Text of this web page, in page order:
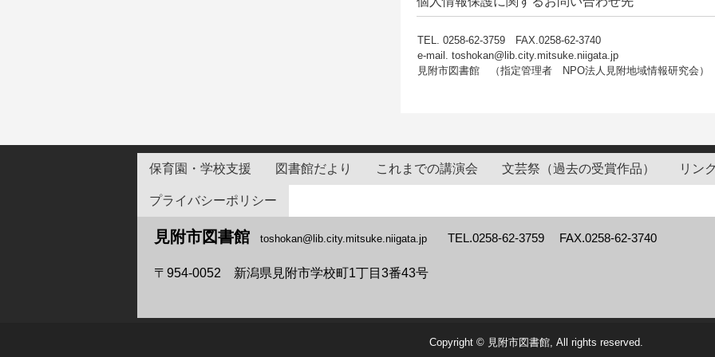
TEL. 0258-62-3759 FAX.0258-62-3740
e-mail. toshokan@lib.city.mitsuke.niigata.jp
見附市図書館 （指定管理者 NPO法人見附地域情報研究会）
保育園・学校支援 図書館だより これまでの講演会 文芸祭（過去の受賞作品） リンク
プライバシーポリシー
見附市図書館 toshokan@lib.city.mitsuke.niigata.jp TEL.0258-62-3759 FAX.0258-62-3740
〒954-0052 新潟県見附市学校町1丁目3番43号
Copyright © 見附市図書館, All rights reserved.